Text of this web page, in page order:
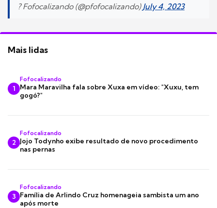
? Fofocalizando (@pfofocalizando) July 4, 2023
Mais lidas
1
Fofocalizando
Mara Maravilha fala sobre Xuxa em vídeo: "Xuxu, tem
gogó?"
2
Fofocalizando
Jojo Todynho exibe resultado de novo procedimento
nas pernas
3
Fofocalizando
Família de Arlindo Cruz homenageia sambista um ano
após morte